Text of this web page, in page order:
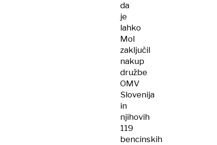
da
je
lahko
Mol
zaključil
nakup
družbe
OMV
Slovenija
in
njihovih
119
bencinskih